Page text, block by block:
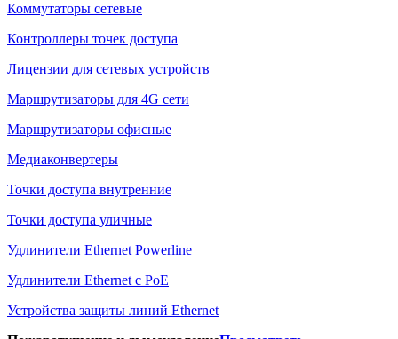
Коммутаторы сетевые
Контроллеры точек доступа
Лицензии для сетевых устройств
Маршрутизаторы для 4G сети
Маршрутизаторы офисные
Медиаконвертеры
Точки доступа внутренние
Точки доступа уличные
Удлинители Ethernet Powerline
Удлинители Ethernet с PoE
Устройства защиты линий Ethernet